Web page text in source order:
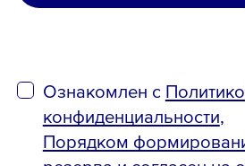
Ознакомлен с
конфиденциальности,
Порядком